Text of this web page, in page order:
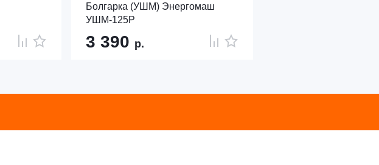
Болгарка (УШМ) Энергомаш
УШМ-125Р
3 390 р.